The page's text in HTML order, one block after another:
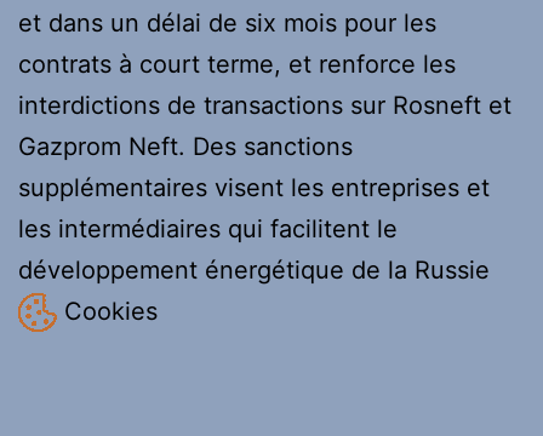
et dans un délai de six mois pour les
contrats à court terme, et renforce les
interdictions de transactions sur Rosneft et
Gazprom Neft. Des sanctions
supplémentaires visent les entreprises et
les intermédiaires qui facilitent le
développement énergétique de la Russie
Cookies